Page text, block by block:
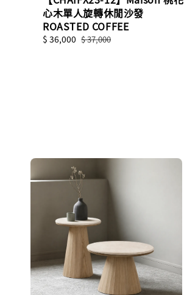
心木單人旋轉休閒沙發
ROASTED COFFEE
Sale
$ 36,000 Regular
$ 37,000